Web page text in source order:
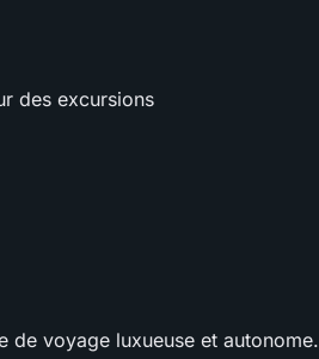
des excursions
de voyage luxueuse et autonome.